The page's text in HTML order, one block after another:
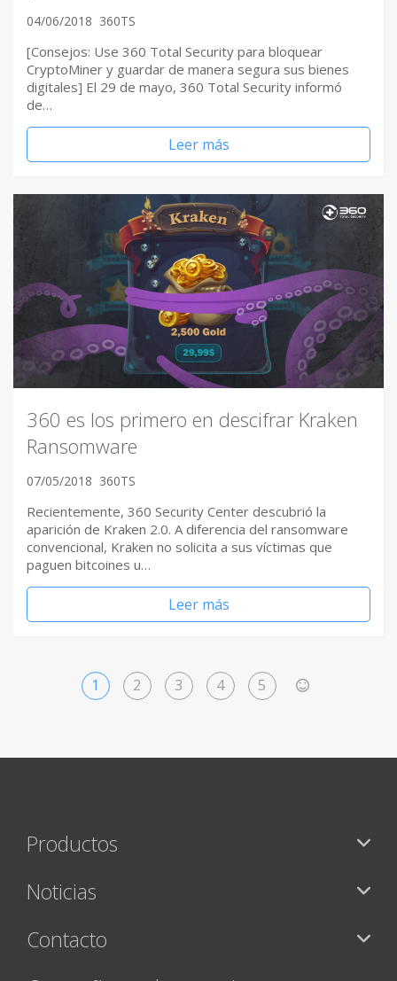
04/06/2018 360TS
[Consejos: Use 360 Total Security para bloquear
CryptoMiner y guardar de manera segura sus bienes
digitales] El 29 de mayo, 360 Total Security informó
de…
Leer más
360 es los primero en descifrar Kraken
Ransomware
07/05/2018 360TS
Recientemente, 360 Security Center descubrió la
aparición de Kraken 2.0. A diferencia del ransomware
convencional, Kraken no solicita a sus víctimas que
paguen bitcoines u…
Leer más
1 2 3 4 5
Productos
Noticias
Contacto